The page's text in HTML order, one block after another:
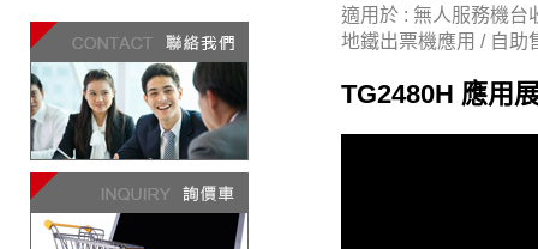
適用於 : 無人服務機台
地鐵出票機應用 / 自助
TG2480H 應用